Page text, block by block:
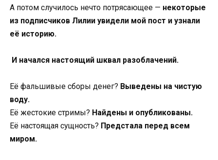
А потом случилось нечто потрясающее — некоторые
из подписчиков Лилии увидели мой пост и узнали
её историю.
И начался настоящий шквал разоблачений.
Её фальшивые сборы денег? Выведены на чистую
воду.
Её жестокие стримы? Найдены и опубликованы.
Её настоящая сущность? Предстала перед всем
миром.